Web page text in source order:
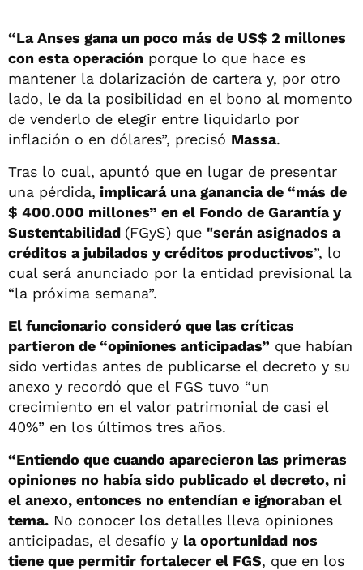
“La Anses gana un poco más de US$ 2 millones
con esta operación porque lo que hace es
mantener la dolarización de cartera y, por otro
lado, le da la posibilidad en el bono al momento
de venderlo de elegir entre liquidarlo por
inflación o en dólares”, precisó Massa.
Tras lo cual, apuntó que en lugar de presentar
una pérdida, implicará una ganancia de “más de
$ 400.000 millones” en el Fondo de Garantía y
Sustentabilidad (FGyS) que "serán asignados a
créditos a jubilados y créditos productivos”, lo
cual será anunciado por la entidad previsional la
“la próxima semana”.
El funcionario consideró que las críticas
partieron de “opiniones anticipadas” que habían
sido vertidas antes de publicarse el decreto y su
anexo y recordó que el FGS tuvo “un
crecimiento en el valor patrimonial de casi el
40%” en los últimos tres años.
“Entiendo que cuando aparecieron las primeras
opiniones no había sido publicado el decreto, ni
el anexo, entonces no entendían e ignoraban el
tema. No conocer los detalles lleva opiniones
anticipadas, el desafío y la oportunidad nos
tiene que permitir fortalecer el FGS, que en los